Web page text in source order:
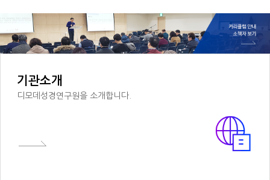
기관소개
디모데성경연구원을 소개합니다.